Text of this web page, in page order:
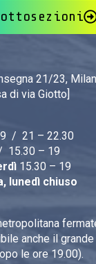
21/23,
di via Giotto]
/ 21 – 22.30
– 19
15.30 – 19
lunedì chiuso
anche il
le ore 19.00).